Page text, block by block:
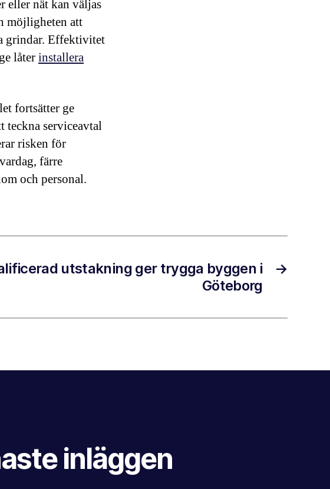
eller nät kan väljas
möjligheten att
grindar. Effektivitet
låterinstallera
fortsätter ge
teckna serviceavtal
risken för
färre
och personal.
→
utstakning ger trygga byggen i
Göteborg
inläggen